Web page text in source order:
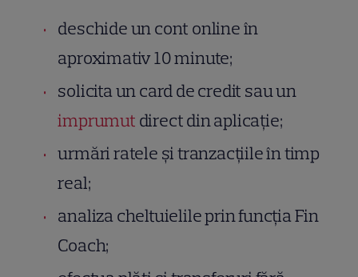
deschide un cont online în
aproximativ 10 minute;
solicita un card de credit sau un
imprumut direct din aplicație;
urmări ratele și tranzacțiile în timp
real;
analiza cheltuielile prin funcția Fin
Coach;